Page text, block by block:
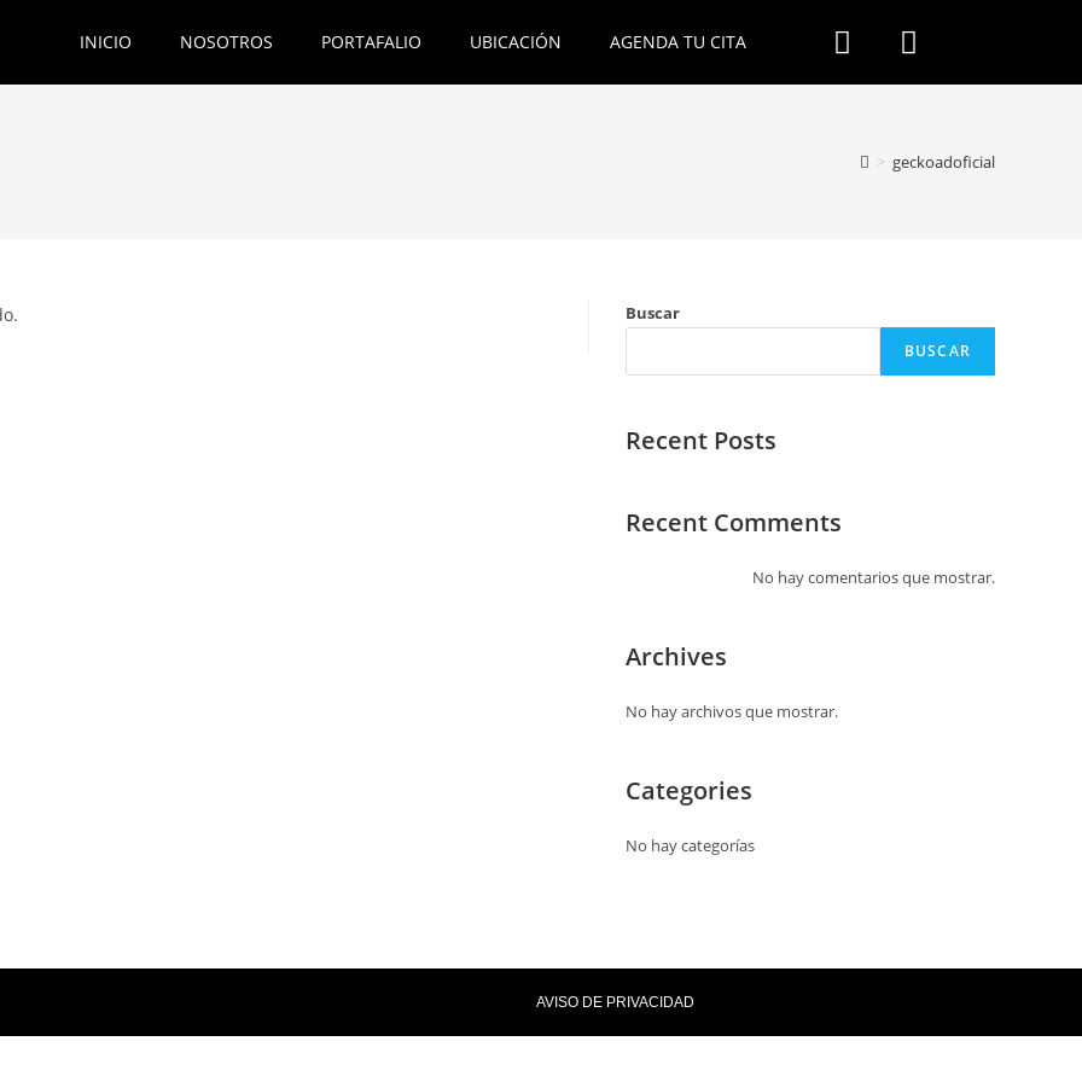
INICIO NOSOTROS PORTAFALIO UBICACIÓN AGENDA TU CITA
> geckoadoficial
Buscar
BUSCAR
Recent Posts
Recent Comments
No hay comentarios que mostrar.
Archives
No hay archivos que mostrar.
Categories
No hay categorías
AVISO DE PRIVACIDAD